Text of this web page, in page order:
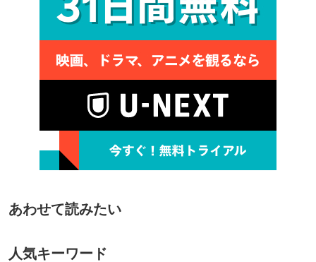
あわせて読みたい
人気キーワード